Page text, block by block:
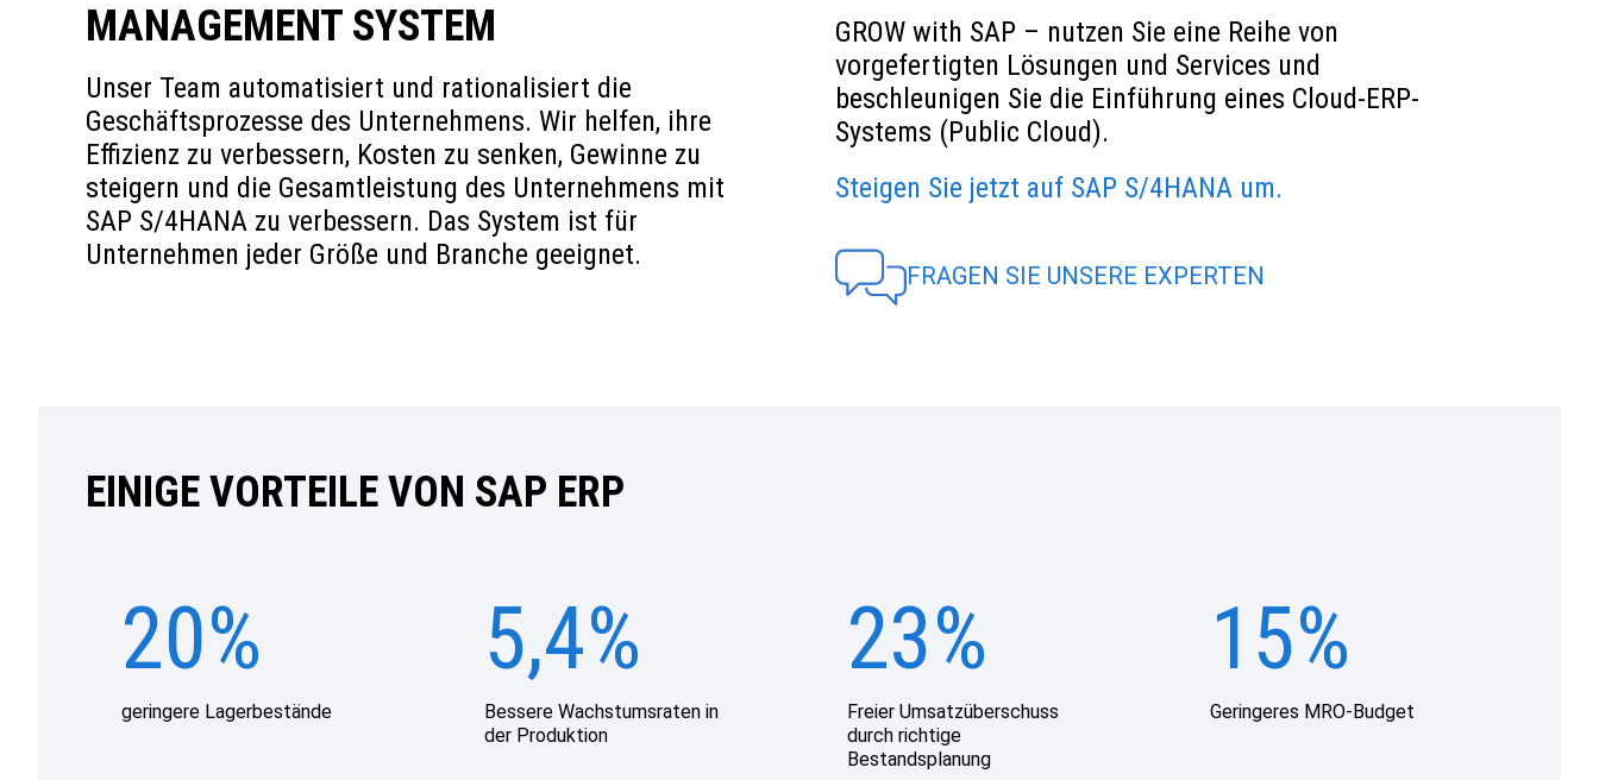
MANAGEMENT SYSTEM
Unser Team automatisiert und rationalisiert die
Geschäftsprozesse des Unternehmens. Wir helfen, ihre
Effizienz zu verbessern, Kosten zu senken, Gewinne zu
steigern und die Gesamtleistung des Unternehmens mit
SAP S/4HANA zu verbessern. Das System ist für
Unternehmen jeder Größe und Branche geeignet.
GROW with SAP – nutzen Sie eine Reihe von
vorgefertigten Lösungen und Services und
beschleunigen Sie die Einführung eines Cloud-ERP-
Systems (Public Cloud).
Steigen Sie jetzt auf SAP S/4HANA um.
FRAGEN SIE UNSERE EXPERTEN
EINIGE VORTEILE VON SAP ERP
20%
geringere Lagerbestände
5,4%
Bessere Wachstumsraten in
der Produktion
23%
Freier Umsatzüberschuss
durch richtige
Bestandsplanung
15%
Geringeres MRO-Budget